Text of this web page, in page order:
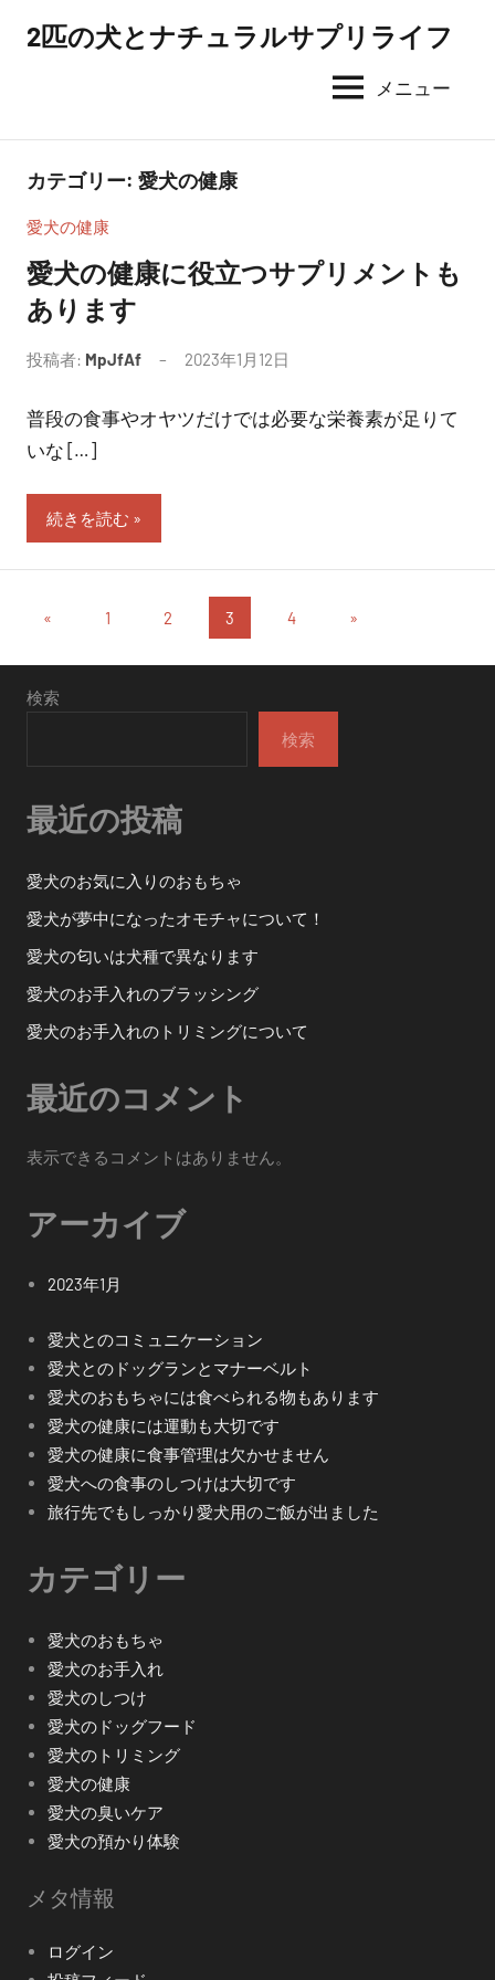
ツ
2匹の犬とナチュラルサプリライフ
メニュー
カテゴリー: 愛犬の健康
愛犬の健康
愛犬の健康に役立つサプリメントも
あります
投稿者: MpJfAf 2023年1月12日
普段の食事やオヤツだけでは必要な栄養素が足りて
いな […]
続きを読む
投
稿
の
ジ
送
り
«
投
1 2 3 4
次
»
検索
検索
最近の投稿
愛犬のお気に入りのおもちゃ
愛犬が夢中になったオモチャについて！
愛犬の匂いは犬種で異なります
愛犬のお手入れのブラッシング
愛犬のお手入れのトリミングについて
最近のコメント
表示できるコメントはありません。
アーカイブ
2023年1月
愛犬とのコミュニケーション
愛犬とのドッグランとマナーベルト
愛犬のおもちゃには食べられる物もあります
愛犬の健康には運動も大切です
愛犬の健康に食事管理は欠かせません
愛犬への食事のしつけは大切です
旅行先でもしっかり愛犬用のご飯が出ました
カテゴリー
愛犬のおもちゃ
愛犬のお手入れ
愛犬のしつけ
愛犬のドッグフード
愛犬のトリミング
愛犬の健康
愛犬の臭いケア
愛犬の預かり体験
メタ情報
ログイン